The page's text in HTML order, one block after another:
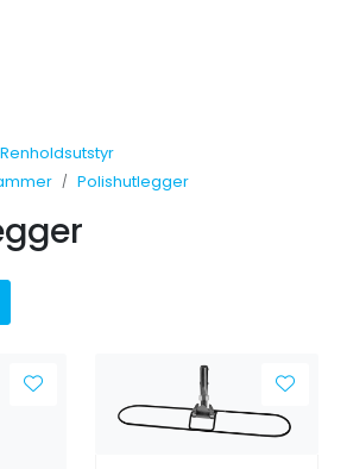
Renholdsutstyr
Polishutlegger